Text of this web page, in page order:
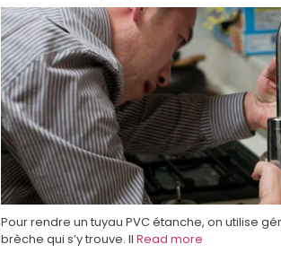
Pour rendre un tuyau PVC étanche, on utilise
brèche qui s’y trouve. Il Read more